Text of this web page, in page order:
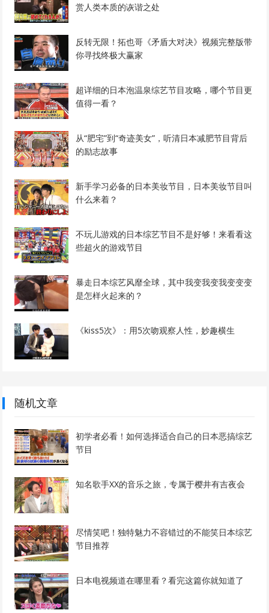
赏人类本质的诙谐之处
反转无限！拓也哥《矛盾大对决》视频完整版带
你寻找终极大赢家
超详细的日本泡温泉综艺节目攻略，哪个节目更
值得一看？
从“肥宅”到“奇迹美女”，听清日本减肥节目背后
的励志故事
新手学习必备的日本美妆节目，日本美妆节目叫
什么来着？
不玩儿游戏的日本综艺节目不是好够！来看看这
些超火的游戏节目
暴走日本综艺风靡全球，其中我变我变我变变变
是怎样火起来的？
《kiss5次》：用5次吻观察人性，妙趣横生
随机文章
初学者必看！如何选择适合自己的日本恶搞综艺
节目
知名歌手XX的音乐之旅，专属于樱井有吉夜会
尽情笑吧！独特魅力不容错过的不能笑日本综艺
节目推荐
日本电视频道在哪里看？看完这篇你就知道了